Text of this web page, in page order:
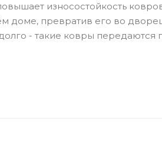
износостойкость
доме, превратив его во
- такие ковры передаются